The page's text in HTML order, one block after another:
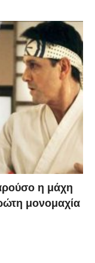
η μάχη
μονομαχία